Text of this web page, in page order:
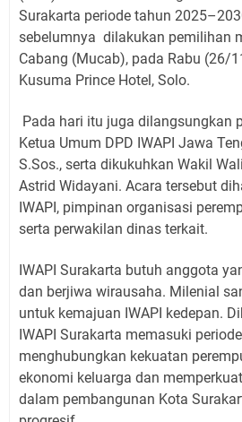
Surakarta periode tahun
sebelumnya dilakukan pemilihan
Cabang (Mucab), pada Rabu (26/
Kusuma Prince Hotel, Solo.
Pada hari itu juga dilangsungkan
Ketua Umum DPD IWAPI Jawa
S.Sos., serta dikukuhkan Wakil
Astrid Widayani. Acara tersebut
IWAPI, pimpinan organisasi
serta perwakilan dinas terkait.
IWAPI Surakarta butuh anggota
dan berjiwa wirausaha. Milenial
untuk kemajuan IWAPI kedepan.
IWAPI Surakarta memasuki
menghubungkan kekuatan
ekonomi keluarga dan
dalam pembangunan Kota